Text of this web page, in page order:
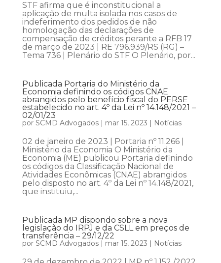
STF afirma que é inconstitucional a
aplicação de multa isolada nos casos de
indeferimento dos pedidos de não
homologação das declarações de
compensação de créditos perante a RFB 17
de março de 2023 | RE 796.939/RS (RG) –
Tema 736 | Plenário do STF O Plenário, por...
Publicada Portaria do Ministério da
Economia definindo os códigos CNAE
abrangidos pelo benefício fiscal do PERSE
estabelecido no art. 4º da Lei nº 14.148/2021 –
02/01/23
por SCMD Advogados| mar 15, 2023 | Notícias
02 de janeiro de 2023 | Portaria nº 11.266 |
Ministério da Economia O Ministério da
Economia (ME) publicou Portaria definindo
os códigos da Classificação Nacional de
Atividades Econômicas (CNAE) abrangidos
pelo disposto no art. 4º da Lei nº 14.148/2021,
que instituiu,...
Publicada MP dispondo sobre a nova
legislação do IRPJ e da CSLL em preços de
transferência – 29/12/22
por SCMD Advogados| mar 15, 2023 | Notícias